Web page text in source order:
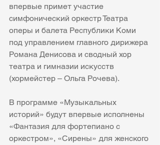
впервые примет участие
симфонический оркестр Театра
оперы и балета Республики Коми
под управлением главного дирижера
Романа Денисова и сводный хор
театра и гимназии искусств
(хормейстер – Ольга Рочева).
В программе «Музыкальных
историй» будут впервые исполнены
«Фантазия для фортепиано с
оркестром», «Сирены» для женского